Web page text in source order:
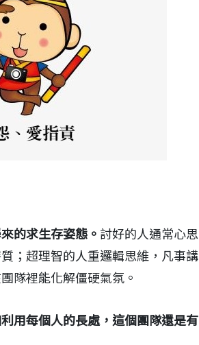
的求生存姿態。 討好的人通常心思
；超理智的人重邏輯思維，凡事講
隊裡能化解僵硬氣氛。
用每個人的長處，這個團隊還是有